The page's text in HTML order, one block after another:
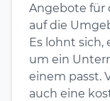
Angebote für
auf die
Es lohnt sich,
um ein
einem passt.
auch eine